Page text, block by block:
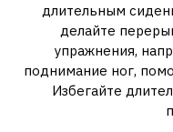
длительным
делайте
упражнения,
поднимание ног,
Избегайте